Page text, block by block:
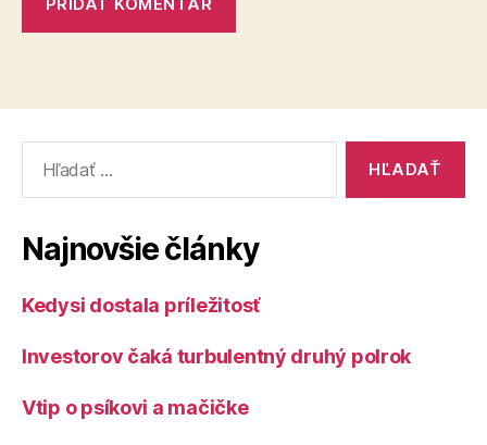
Najnovšie články
Kedysi dostala príležitosť
Investorov čaká turbulentný druhý polrok
Vtip o psíkovi a mačičke